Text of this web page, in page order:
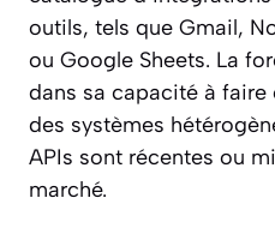
outils, tels que Gmail,
ou Google Sheets. La
dans sa capacité à
des systèmes
APIs sont récentes ou
marché.